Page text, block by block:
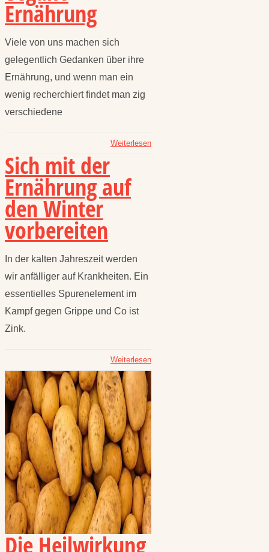
Ernährung
Viele von uns machen sich
gelegentlich Gedanken über ihre
Ernährung, und wenn man ein
wenig recherchiert findet man zig
verschiedene
Weiterlesen
Sich mit der
Ernährung auf
den Winter
vorbereiten
In der kalten Jahreszeit werden
wir anfälliger auf Krankheiten. Ein
essentielles Spurenelement im
Kampf gegen Grippe und Co ist
Zink.
Weiterlesen
Die Heilwirkung